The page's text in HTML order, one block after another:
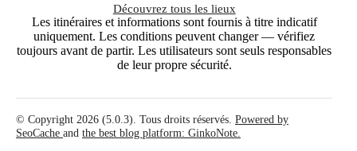
Découvrez tous les lieux
Les itinéraires et informations sont fournis à titre indicatif
uniquement. Les conditions peuvent changer — vérifiez
toujours avant de partir. Les utilisateurs sont seuls responsables
de leur propre sécurité.
© Copyright 2026 (5.0.3). Tous droits réservés. Powered by
SeoCache and the best blog platform: GinkoNote.